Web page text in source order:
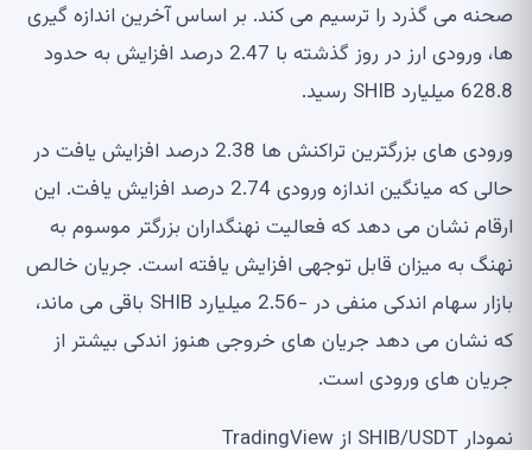
صحنه می گذرد را ترسیم می کند. بر اساس آخرین اندازه گیری
ها، ورودی ارز در روز گذشته با 2.47 درصد افزایش به حدود
628.8 میلیارد SHIB رسید.
ورودی های بزرگترین تراکنش ها 2.38 درصد افزایش یافت در
حالی که میانگین اندازه ورودی 2.74 درصد افزایش یافت. این
ارقام نشان می دهد که فعالیت نهنگداران بزرگتر موسوم به
نهنگ به میزان قابل توجهی افزایش یافته است. جریان خالص
بازار سهام اندکی منفی در -2.56 میلیارد SHIB باقی می ماند،
که نشان می دهد جریان های خروجی هنوز اندکی بیشتر از
جریان های ورودی است.
نمودار SHIB/USDT از TradingView